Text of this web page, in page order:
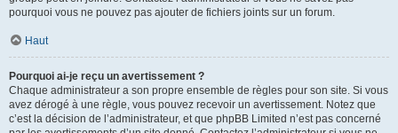
pourquoi vous ne pouvez pas ajouter de fichiers joints sur un forum.
Haut
Pourquoi ai-je reçu un avertissement ?
Chaque administrateur a son propre ensemble de règles pour son site. Si vous
avez dérogé à une règle, vous pouvez recevoir un avertissement. Notez que
c’est la décision de l’administrateur, et que phpBB Limited n’est pas concerné